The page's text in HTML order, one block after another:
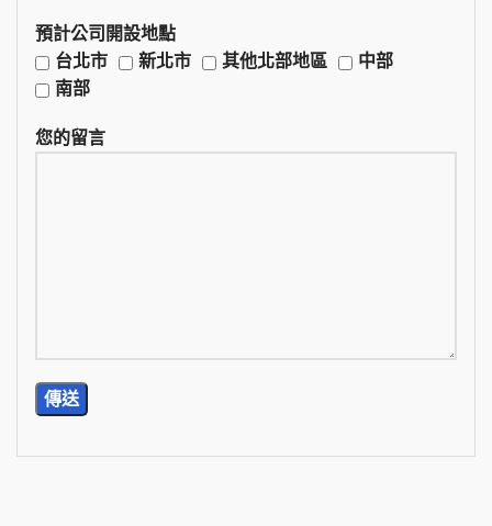
預計公司開設地點
台北市
新北市 其他北部地區
中部
南部
您的留言